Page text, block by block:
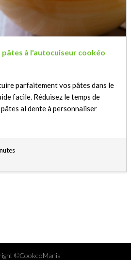
à l'autocuiseur cookéo
parfaitement vos pâtes dans le
facile. Réduisez le temps de
al dente à personnaliser
©CookeoMania